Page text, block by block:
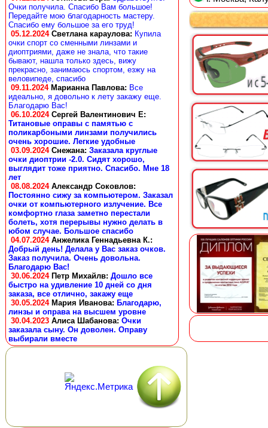
Очки получила. Спасибо Вам большое!
Передайте мою благодарность мастеру.
Спасибо ему большое за его труд!
05.12.2024 Светлана караулова: Купила
очки спорт со сменными линзами и
диоптриями, даже не знала, что такие
бывают, нашла только здесь, вижу
прекрасно, занимаюсь спортом, езжу на
веловипеде, спасибо
09.11.2024 Марианна Павлова: Все
идеально, я довольно к лету закажу еще.
Благодарю Вас!
06.10.2024 Сергей Валентинович Е:
Титановые оправы с памятью с
поликарбоными линзами получились
очень хорошие. Легкие удобные
03.09.2024 Снежана: Заказала круглые
очки диоптрии -2.0. Сидят хорошо,
выглядит тоже приятно. Спасибо. Мне 18
лет
08.08.2024 Александр Соковлов:
Постоянно сижу за компьютером. Заказал
очки от компьютерного излучение. Все
комфортно глаза заметно перестали
болеть, хотя перерывы нужно делать в
юбом случае. Большое спасибо
04.07.2024 Анжелика Геннадьевна К.:
Добрый день! Делала у Вас заказ очков.
Заказ получила. Очень довольна.
Благодарю Вас!
30.06.2024 Петр Михайлв: Дошло все
быстро на удивление 10 дней со дня
заказа, все отлично, закажу еще
30.05.2024 Мария Иванова: Благодарю,
линзы и оправа на высшем уровне
30.04.2023 Алиса Шабанова: Очки
заказала сыну. Он доволен. Оправу
выбирали вместе